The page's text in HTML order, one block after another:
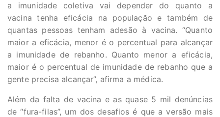
a imunidade coletiva vai depender do quanto a
vacina tenha eficácia na população e também de
quantas pessoas tenham adesão à vacina. “Quanto
maior a eficácia, menor é o percentual para alcançar
a imunidade de rebanho. Quanto menor a eficácia,
maior é o percentual de imunidade de rebanho que a
gente precisa alcançar”, afirma a médica.
Além da falta de vacina e as quase 5 mil denúncias
de “fura-filas”, um dos desafios é que a versão mais